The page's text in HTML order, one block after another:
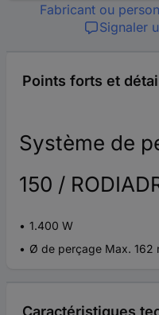
Fabricant ou
Signaler
Points forts et
Système de
150 /
1.400 W
Ø de perçage Max. 162
Caractéristiques